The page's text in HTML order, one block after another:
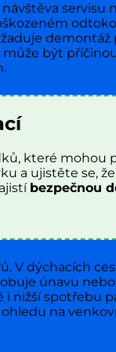
být
které
a ujistěte se,
bezpečnou
V dýchacích
únavu
nižší spotřebu
na